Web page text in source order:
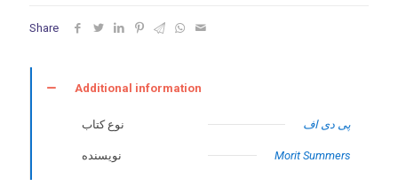
Size
Share
Additional information
نوع کتاب پی دی اف
نویسنده Morit Summers